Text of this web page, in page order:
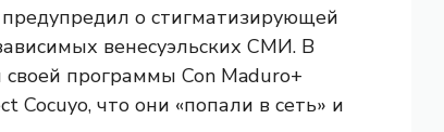
о стигматизирующей
венесуэльских СМИ. В
программы Con Maduro+
Cocuyo, что они «попали в сеть» и